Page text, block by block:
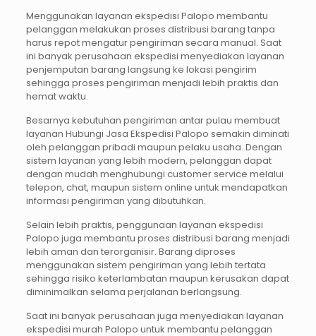
Menggunakan layanan ekspedisi Palopo membantu
pelanggan melakukan proses distribusi barang tanpa
harus repot mengatur pengiriman secara manual. Saat
ini banyak perusahaan ekspedisi menyediakan layanan
penjemputan barang langsung ke lokasi pengirim
sehingga proses pengiriman menjadi lebih praktis dan
hemat waktu.
Besarnya kebutuhan pengiriman antar pulau membuat
layanan Hubungi Jasa Ekspedisi Palopo semakin diminati
oleh pelanggan pribadi maupun pelaku usaha. Dengan
sistem layanan yang lebih modern, pelanggan dapat
dengan mudah menghubungi customer service melalui
telepon, chat, maupun sistem online untuk mendapatkan
informasi pengiriman yang dibutuhkan.
Selain lebih praktis, penggunaan layanan ekspedisi
Palopo juga membantu proses distribusi barang menjadi
lebih aman dan terorganisir. Barang diproses
menggunakan sistem pengiriman yang lebih tertata
sehingga risiko keterlambatan maupun kerusakan dapat
diminimalkan selama perjalanan berlangsung.
Saat ini banyak perusahaan juga menyediakan layanan
ekspedisi murah Palopo untuk membantu pelanggan